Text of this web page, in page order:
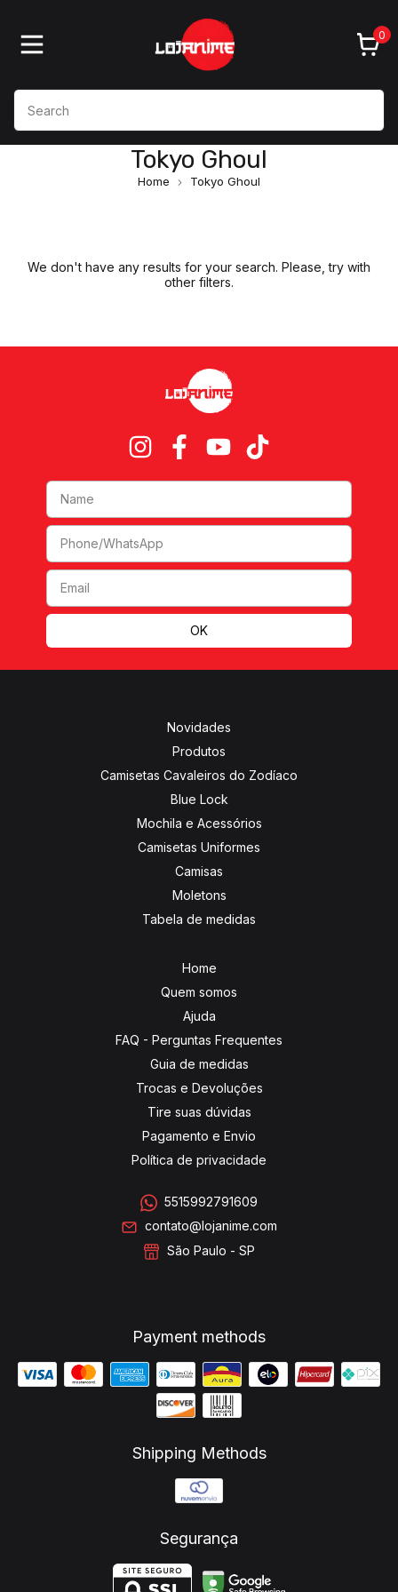
0
Tokyo Ghoul
Home Tokyo Ghoul
We don't have any results for your search. Please, try with
other filters.
Novidades
Produtos
Camisetas Cavaleiros do Zodíaco
Blue Lock
Mochila e Acessórios
Camisetas Uniformes
Camisas
Moletons
Tabela de medidas
Home
Quem somos
Ajuda
FAQ - Perguntas Frequentes
Guia de medidas
Trocas e Devoluções
Tire suas dúvidas
Pagamento e Envio
Política de privacidade
5515992791609
contato@lojanime.com
São Paulo - SP
Payment methods
Shipping Methods
Segurança